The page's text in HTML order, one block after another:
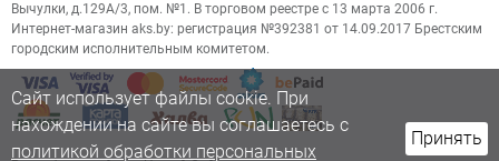
Вычулки, д.129А/3, пом. №1. В торговом реестре с 13 марта 2006 г.
Интернет-магазин aks.by: регистрация №392381 от 14.09.2017 Брестским
городским исполнительным комитетом.
Сайт использует файлы cookie. При
нахождении на сайте вы соглашаетесь с
политикой обработки персональных
Принять